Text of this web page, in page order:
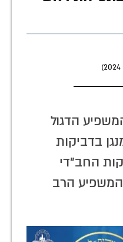
הדגול
בדביקות
החב"די
הרב